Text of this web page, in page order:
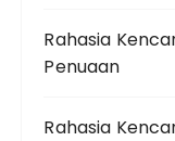
Rahasia
Penuaan
Rahasia